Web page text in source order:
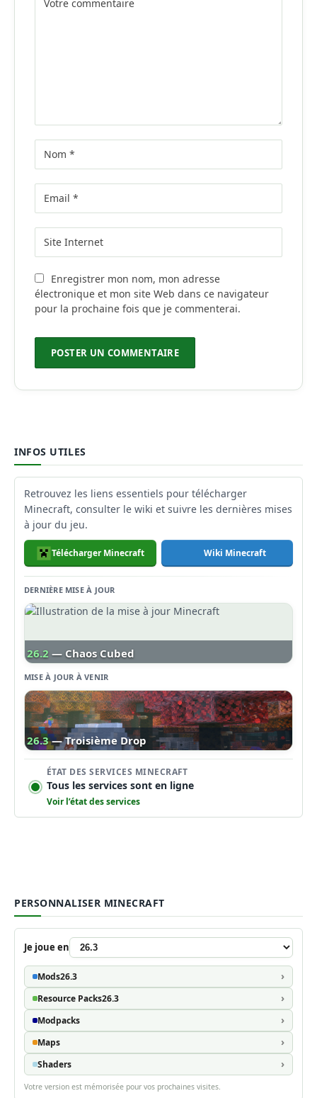
Enregistrer mon nom, mon adresse
électronique et mon site Web dans ce navigateur
pour la prochaine fois que je commenterai.
INFOS UTILES
Retrouvez les liens essentiels pour télécharger
Minecraft, consulter le wiki et suivre les dernières mises
à jour du jeu.
Télécharger Minecraft Wiki Minecraft
DERNIÈRE MISE À JOUR
26.2 — Chaos Cubed
MISE À JOUR À VENIR
26.3 — Troisième Drop
ÉTAT DES SERVICES MINECRAFT
Tous les services sont en ligne
Voir l’état des services
PERSONNALISER MINECRAFT
Je joue en
Mods26.3
Resource Packs26.3
Modpacks
Maps
Shaders
Votre version est mémorisée pour vos prochaines visites.